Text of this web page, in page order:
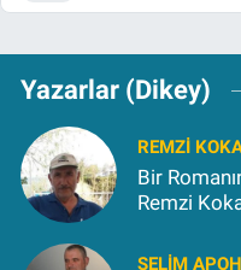
Yazarlar (Dikey)
REMZI
Bir
Remzi
SELIM